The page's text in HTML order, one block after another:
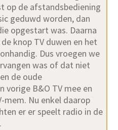
op de afstandsbediening
geduwd worden, dan
opgestart was. Daarna
knop TV duwen en het
Dus vroegen we
was of dat niet
de oude
vorige B&O TV mee en
mem. Nu enkel daarop
er er speelt radio in de